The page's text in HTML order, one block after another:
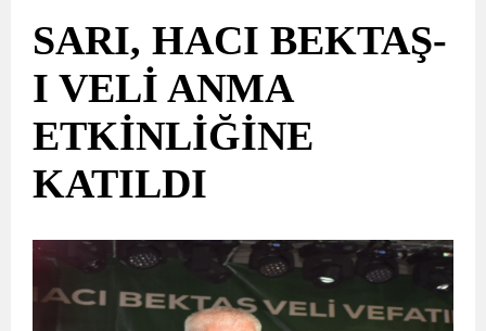
SARI, HACI BEKTAŞ-
I VELİ ANMA
ETKİNLİĞİNE
KATILDI